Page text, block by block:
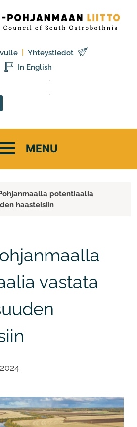
Yhteystiedot
In English
potentiaalia
haasteisiin
vastata